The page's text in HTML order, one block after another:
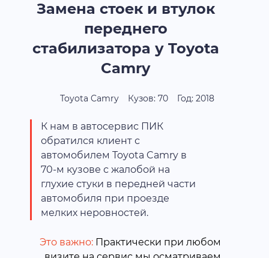
Замена стоек и втулок
переднего
стабилизатора у Toyota
Camry
Toyota Camry Кузов: 70 Год: 2018
К нам в автосервис ПИК
обратился клиент с
автомобилем Toyota Camry в
70-м кузове с жалобой на
глухие стуки в передней части
автомобиля при проезде
мелких неровностей.
Это важно: Практически при любом